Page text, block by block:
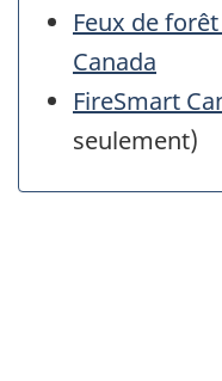
Feux de
Canada
FireSmart
seulement)